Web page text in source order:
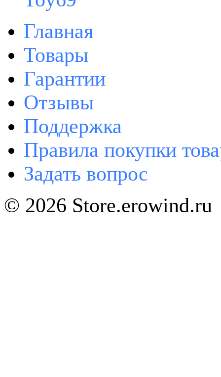
Главная
Товары
Гарантии
Отзывы
Поддержка
Правила покупки
Задать вопрос
© 2026 Store.erowind.ru